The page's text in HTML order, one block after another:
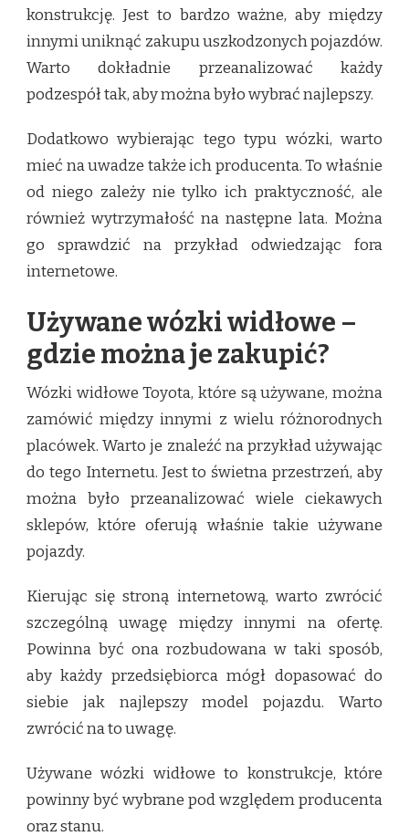
konstrukcję. Jest to bardzo ważne, aby między
innymi uniknąć zakupu uszkodzonych pojazdów.
Warto dokładnie przeanalizować każdy
podzespół tak, aby można było wybrać najlepszy.
Dodatkowo wybierając tego typu wózki, warto
mieć na uwadze także ich producenta. To właśnie
od niego zależy nie tylko ich praktyczność, ale
również wytrzymałość na następne lata. Można
go sprawdzić na przykład odwiedzając fora
internetowe.
Używane wózki widłowe –
gdzie można je zakupić?
Wózki widłowe Toyota, które są używane, można
zamówić między innymi z wielu różnorodnych
placówek. Warto je znaleźć na przykład używając
do tego Internetu. Jest to świetna przestrzeń, aby
można było przeanalizować wiele ciekawych
sklepów, które oferują właśnie takie używane
pojazdy.
Kierując się stroną internetową, warto zwrócić
szczególną uwagę między innymi na ofertę.
Powinna być ona rozbudowana w taki sposób,
aby każdy przedsiębiorca mógł dopasować do
siebie jak najlepszy model pojazdu. Warto
zwrócić na to uwagę.
Używane wózki widłowe to konstrukcje, które
powinny być wybrane pod względem producenta
oraz stanu.